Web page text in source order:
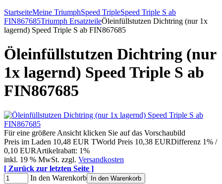
StartseiteMeine TriumphSpeed TripleSpeed Triple S ab
FIN867685Triumph ErsatzteileÖleinfüllstutzen Dichtring (nur 1x
lagernd) Speed Triple S ab FIN867685
Öleinfüllstutzen Dichtring (nur
1x lagernd) Speed Triple S ab
FIN867685
Für eine größere Ansicht klicken Sie auf das Vorschaubild
Preis im Laden 10,48 EUR TWorld Preis 10,38 EURDifferenz 1% /
0,10 EURArtikelrabatt: 1%
inkl. 19 % MwSt. zzgl. Versandkosten
[ Zurück zur letzten Seite ]
In den Warenkorb
In den Warenkorb